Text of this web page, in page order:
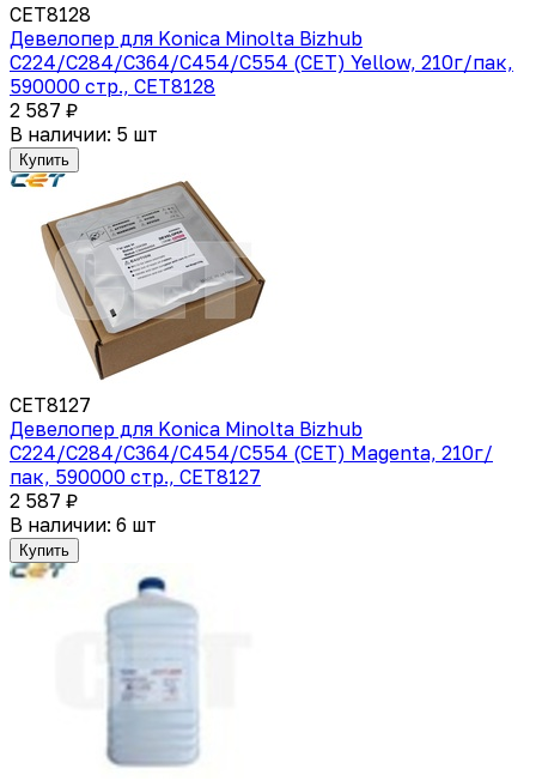
CET8128
Девелопер для Konica Minolta Bizhub
C224/C284/C364/C454/C554 (CET) Yellow, 210г/пак,
590000 стр., CET8128
2 587 ₽
В наличии: 5 шт
Купить
CET8127
Девелопер для Konica Minolta Bizhub
C224/C284/C364/C454/C554 (CET) Magenta, 210г/
пак, 590000 стр., CET8127
2 587 ₽
В наличии: 6 шт
Купить